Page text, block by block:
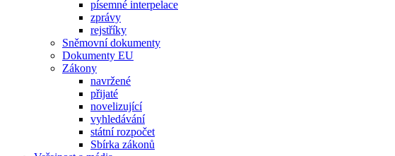
písemné interpelace
zprávy
rejstříky
Sněmovní dokumenty
Dokumenty EU
Zákony
navržené
přijaté
novelizující
vyhledávání
státní rozpočet
Sbírka zákonů